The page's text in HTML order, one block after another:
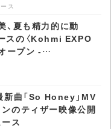
」先行配信 -
ス
、夏も精力的に動
スの〈Kohmi EXPO
ープン -
曲「So Honey」MV
ンのティザー映像公開
ス